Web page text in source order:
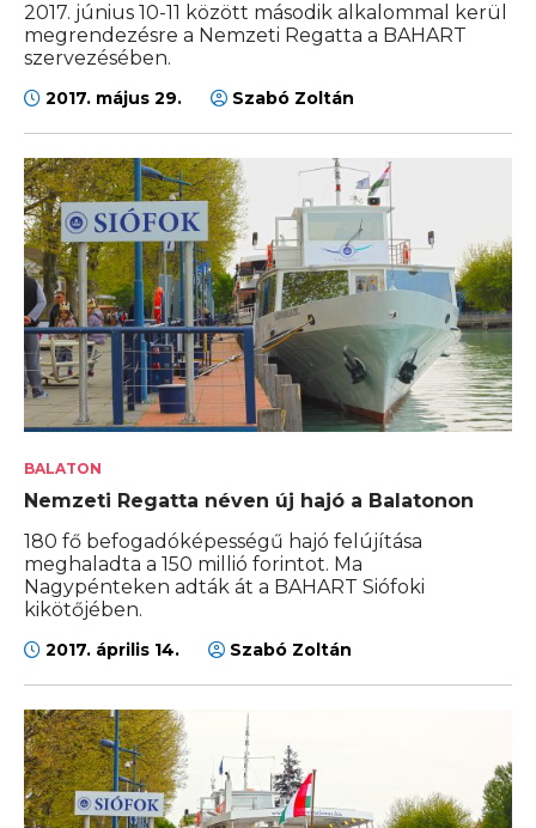
2017. június 10-11 között második alkalommal kerül
megrendezésre a Nemzeti Regatta a BAHART
szervezésében.
2017. május 29. Szabó Zoltán
BALATON
Nemzeti Regatta néven új hajó a Balatonon
180 fő befogadóképességű hajó felújítása
meghaladta a 150 millió forintot. Ma
Nagypénteken adták át a BAHART Siófoki
kikötőjében.
2017. április 14. Szabó Zoltán